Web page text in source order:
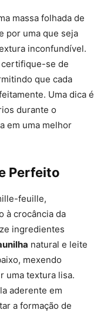
massa folhada de
por uma que seja
inconfundível.
certifique-se de
que cada
Uma dica é
durante o
em uma melhor
Perfeito
feuille,
à crocância da
ingredientes
natural e leite
mexendo
uma textura lisa.
aderente em
a formação de